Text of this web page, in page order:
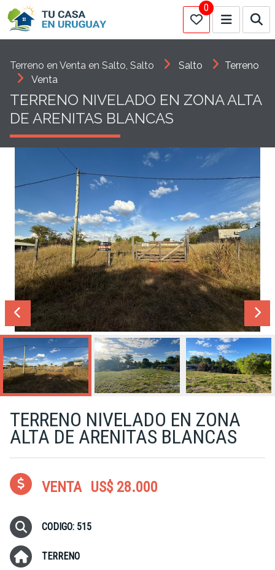
0
Terreno en Venta en Salto, Salto Salto
Terreno
Venta
TERRENO NIVELADO EN ZONA ALTA
DE ARENITAS BLANCAS
TERRENO NIVELADO EN ZONA
ALTA DE ARENITAS BLANCAS
VENTA US$ 28.000
CODIGO: 515
TERRENO